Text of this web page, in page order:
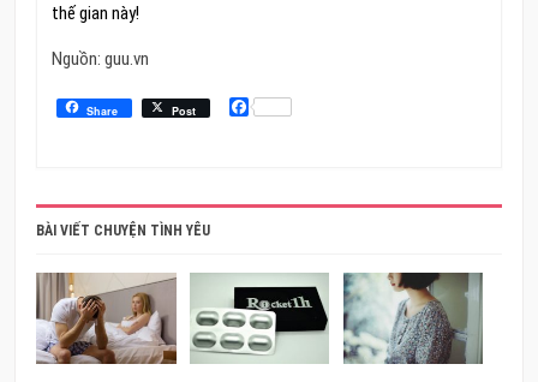
thế gian này!
Nguồn: guu.vn
Share Post Facebook
BÀI VIẾT CHUYỆN TÌNH YÊU